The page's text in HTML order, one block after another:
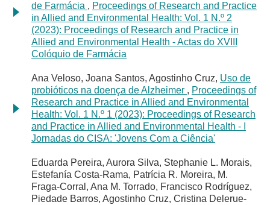
de Farmácia , Proceedings of Research and Practice
in Allied and Environmental Health: Vol. 1 N.º 2
(2023): Proceedings of Research and Practice in
Allied and Environmental Health - Actas do XVIII
Colóquio de Farmácia
Ana Veloso, Joana Santos, Agostinho Cruz, Uso de
probióticos na doença de Alzheimer , Proceedings of
Research and Practice in Allied and Environmental
Health: Vol. 1 N.º 1 (2023): Proceedings of Research
and Practice in Allied and Environmental Health - I
Jornadas do CISA: 'Jovens Com a Ciência'
Eduarda Pereira, Aurora Silva, Stephanie L. Morais,
Estefanía Costa-Rama, Patrícia R. Moreira, M.
Fraga-Corral, Ana M. Torrado, Francisco Rodríguez,
Piedade Barros, Agostinho Cruz, Cristina Delerue-